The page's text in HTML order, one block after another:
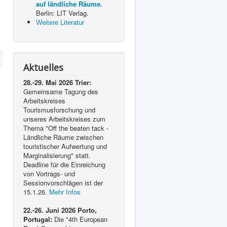
auf ländliche Räume.
Berlin: LIT Verlag.
Weitere Literatur
Aktuelles
28.-29. Mai 2026 Trier:
Gemeinsame Tagung des
Arbeitskreises
Tourismusforschung und
unseres Arbeitskreises zum
Thema "Off the beaten tack -
Ländliche Räume zwischen
touristischer Aufwertung und
Marginalisierung" statt.
Deadline für die Einreichung
von Vortrags- und
Sessionvorschlägen ist der
15.1.26. Mehr Infos
22.-26. Juni 2026 Porto,
Portugal: Die "4th European